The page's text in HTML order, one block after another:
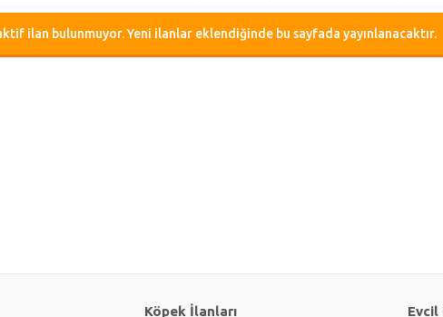
ilan bulunmuyor. Yeni ilanlar eklendiğinde bu sayfada yayınlanacaktır.
Köpek İlanları Evcil